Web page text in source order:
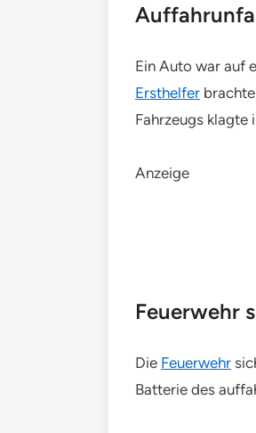
Ein Auto war auf
Ersthelfer
Fahrzeugs klagte
Anzeige
Feuerwehr
Die Feuerwehr
Batterie des